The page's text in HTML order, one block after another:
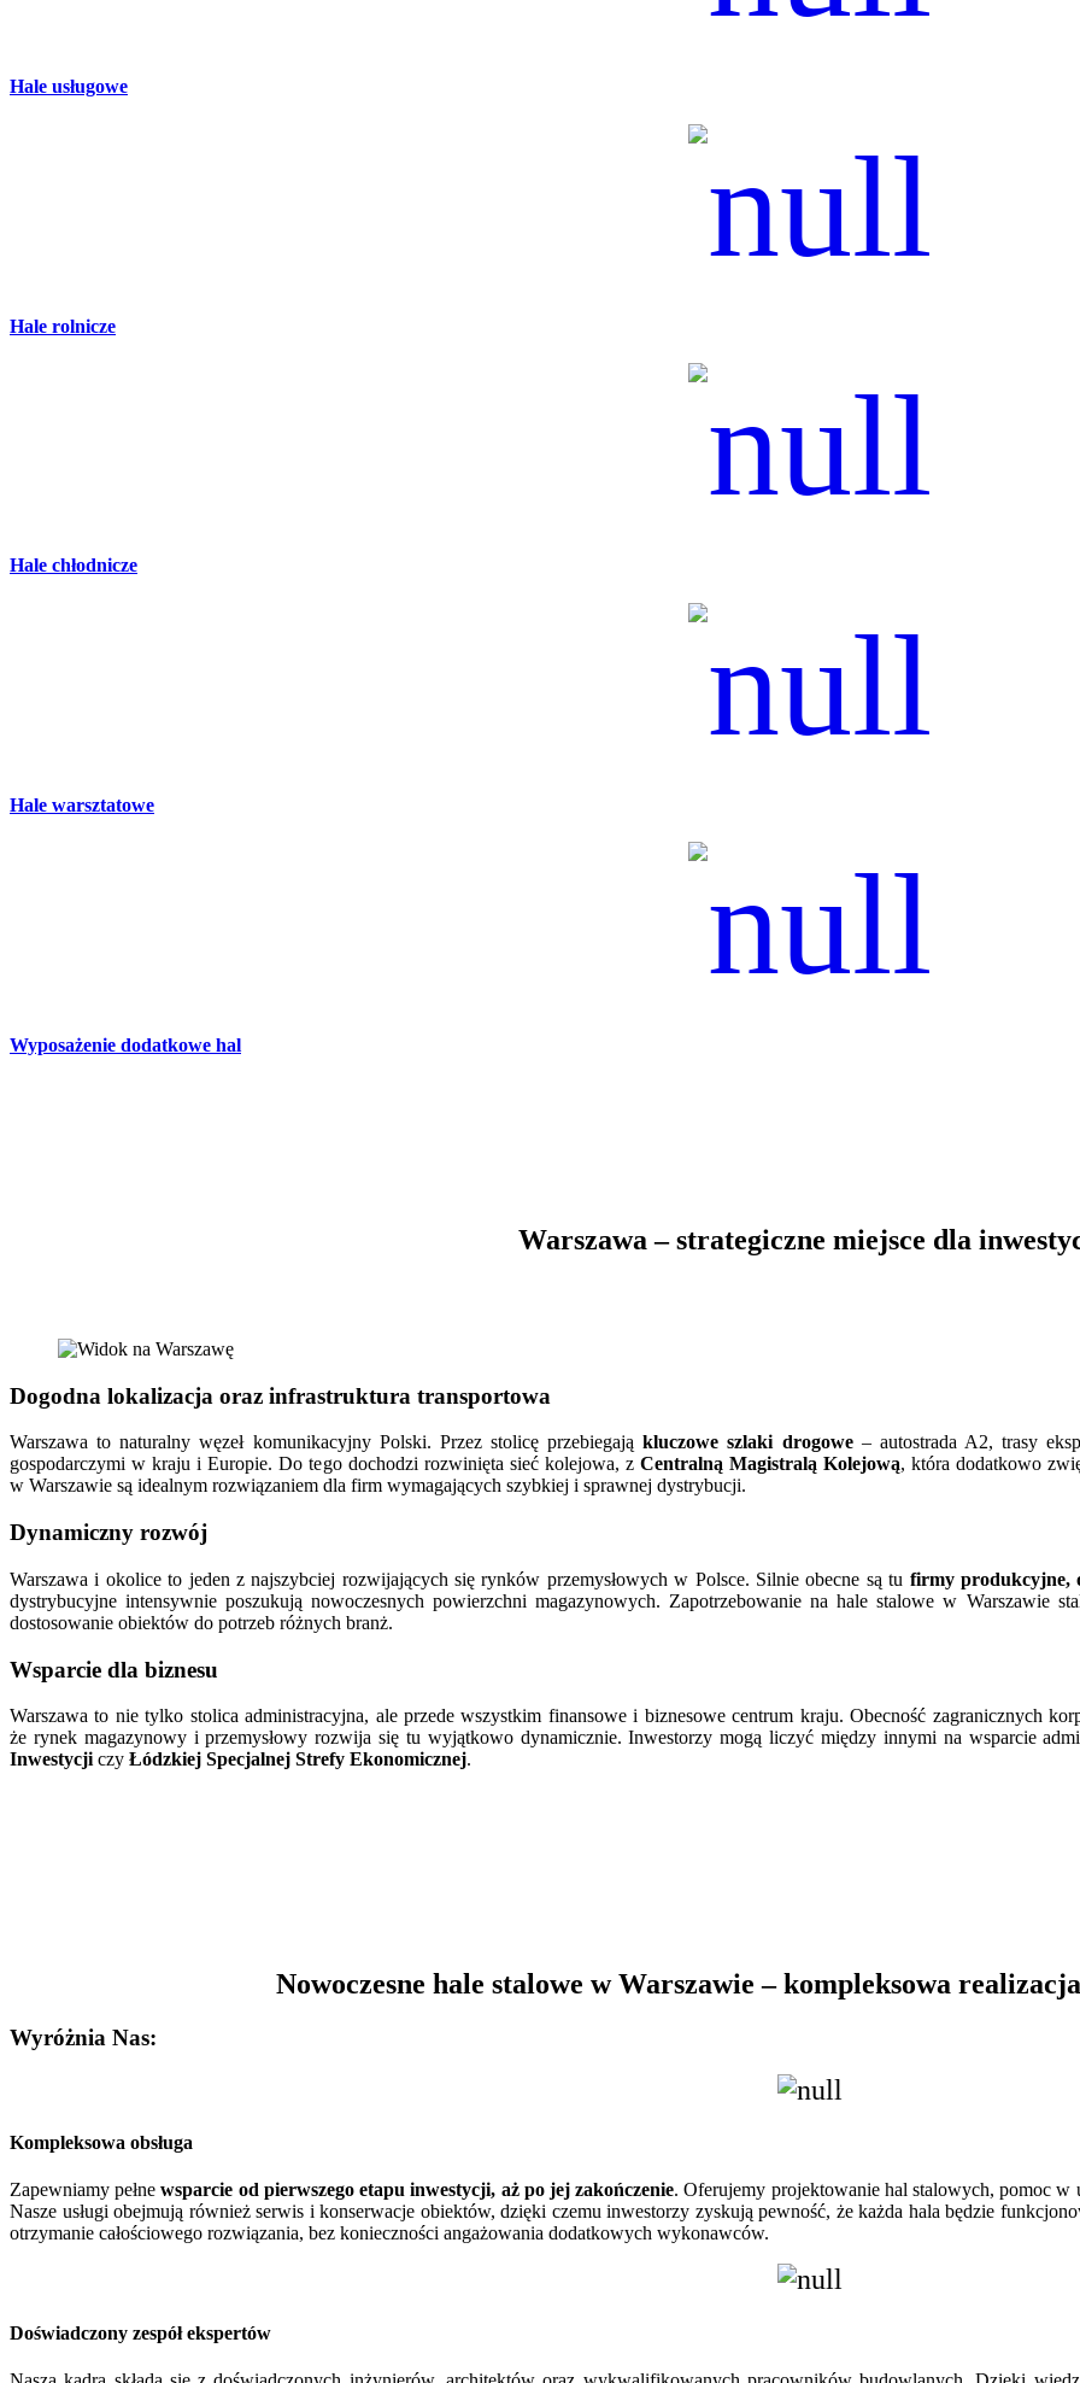
Hale usługowe
Hale rolnicze
Hale chłodnicze
Hale warsztatowe
Wyposażenie dodatkowe hal
Warszawa – strategiczne miejsce dla
Dogodna lokalizacja oraz infrastruktura transportowa
Warszawa to naturalny węzeł komunikacyjny Polski. Przez stolicę przebiegająkluczowe szlaki drogowe– autostrada A2, trasy
gospodarczymi w kraju i Europie. Do tego dochodzi rozwinięta sieć kolejowa, z Centralną Magistralą Kolejową, która dodatkowo
w Warszawie są idealnym rozwiązaniem dla firm wymagających szybkiej i sprawnej dystrybucji.
Dynamiczny rozwój
Warszawa i okolice to jeden z najszybciej rozwijających się rynków przemysłowych w Polsce. Silnie obecne są tu firmy produkcyjne,
dystrybucyjne intensywnie poszukują nowoczesnych powierzchni magazynowych. Zapotrzebowanie na hale stalowe w Warszawie
dostosowanie obiektów do potrzeb różnych branż.
Wsparcie dla biznesu
Warszawa to nie tylko stolica administracyjna, ale przede wszystkim finansowe i biznesowe centrum kraju. Obecność zagranicznych
że rynek magazynowy i przemysłowy rozwija się tu wyjątkowo dynamicznie. Inwestorzy mogą liczyć między innymi na wsparcie
Inwestycji czy Łódzkiej Specjalnej Strefy Ekonomicznej.
Nowoczesne hale stalowe w Warszawie – kompleksowa
Wyróżnia Nas:
Kompleksowa obsługa
Zapewniamy pełnewsparcie od pierwszego etapu inwestycji, aż po jej zakończenie. Oferujemy projektowanie hal stalowych, pomoc
Nasze usługi obejmują również serwis i konserwacje obiektów, dzięki czemu inwestorzy zyskują pewność, że każda hala będzie
otrzymanie całościowego rozwiązania, bez konieczności angażowania dodatkowych wykonawców.
Doświadczony zespół ekspertów